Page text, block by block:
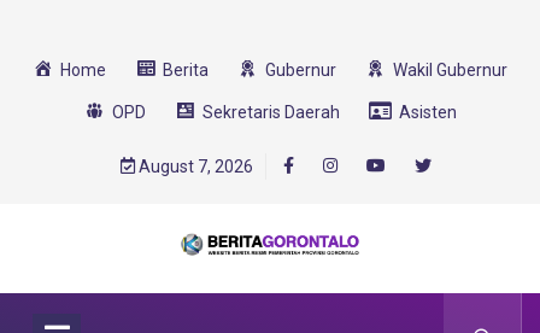
Home Berita Gubernur Wakil Gubernur
OPD Sekretaris Daerah Asisten
August 7, 2026